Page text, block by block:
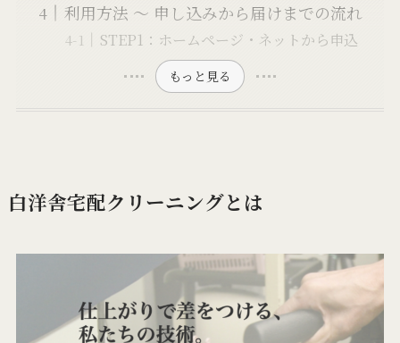
利用方法 ～ 申し込みから届けまでの流れ
STEP1：ホームページ・ネットから申込
もっと見る
白洋舎宅配クリーニングとは